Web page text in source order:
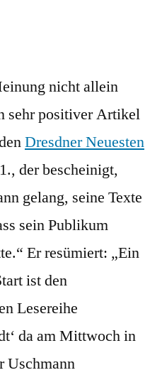
nicht allein
sehr positiver Artikel
Dresdner Neuesten
der bescheinigt,
gelang, seine Texte
sein Publikum
Er resümiert: „Ein
ist den
Lesereihe
da am Mittwoch in
Uschmann